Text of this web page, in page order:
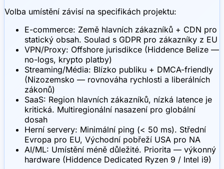
Volba umístění závisí na specifikách projektu:
E-commerce: Země hlavních zákazníků + CDN pro
statický obsah. Soulad s GDPR pro zákazníky z EU
VPN/Proxy: Offshore jurisdikce (Hiddence Belize —
no-logs, krypto platby)
Streaming/Média: Blízko publiku + DMCA-friendly
(Nizozemsko — rovnováha rychlosti a liberálních
zákonů)
SaaS: Region hlavních zákazníků, nízká latence je
kritická. Multiregionální nasazení pro globální
dosah
Herní servery: Minimální ping (< 50 ms). Střední
Evropa pro EU, Východní pobřeží USA pro NA
AI/ML: Umístění méně důležité. Priorita — výkonný
hardware (Hiddence Dedicated Ryzen 9 / Intel i9)